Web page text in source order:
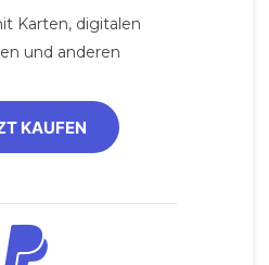
Karten, digitalen
und anderen
KAUFEN